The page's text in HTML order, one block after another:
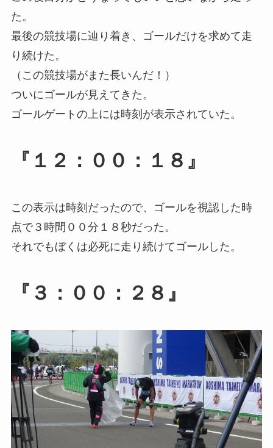
た。
最後の競技場に辿り着き、ゴールだけを求めて走
り続けた。
（この競技場がまた長いんだ！）
ついにゴールが見えてきた。
ゴールゲートの上には時刻が表示されていた。
『１２：００：１８』
この表示は時刻だったので、ゴールを視認した時
点で３時間００分１８秒だった。
それでもぼくは必死に走り続けてゴールした。
『３：００：２８』